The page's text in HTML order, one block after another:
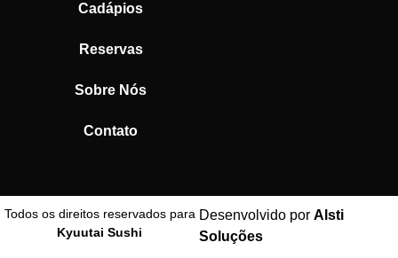
Cadápios
Reservas
Sobre Nós
Contato
Todos os direitos reservados para
Kyuutai Sushi
Desenvolvido por Alsti
Soluções